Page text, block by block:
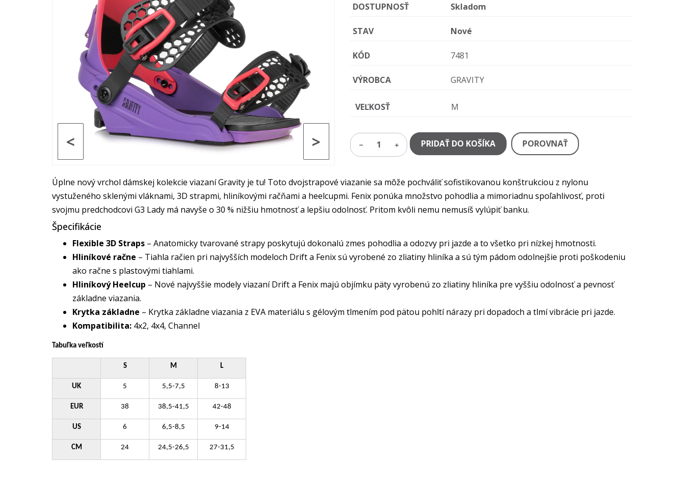
>
<
DOSTUPNOSŤ Skladom
STAV Nové
KÓD 7481
VÝROBCA GRAVITY
VEĽKOSŤ M
1 PRIDAŤ DO KOŠÍKA POROVNAŤ
Úplne nový vrchol dámskej kolekcie viazaní Gravity je tu! Toto dvojstrapové viazanie sa môže pochváliť sofistikovanou konštrukciou z nylonu
vystuženého sklenými vláknami, 3D strapmi, hliníkovými račňami a heelcupmi. Fenix ponúka množstvo pohodlia a mimoriadnu spoľahlivosť, proti
svojmu predchodcovi G3 Lady má navyše o 30 % nižšiu hmotnosť a lepšiu odolnosť. Pritom kvôli nemu nemusíš vylúpiť banku.
Špecifikácie
Flexible 3D Straps – Anatomicky tvarované strapy poskytujú dokonalú zmes pohodlia a odozvy pri jazde a to všetko pri nízkej hmotnosti.
Hliníkové račne – Tiahla račien pri najvyšších modeloch Drift a Fenix sú vyrobené zo zliatiny hliníka a sú tým pádom odolnejšie proti poškodeniu
ako račne s plastovými tiahlami.
Hliníkový Heelcup – Nové najvyššie modely viazaní Drift a Fenix majú objímku päty vyrobenú zo zliatiny hliníka pre vyššiu odolnosť a pevnosť
základne viazania.
Krytka základne – Krytka základne viazania z EVA materiálu s gélovým tlmením pod pätou pohltí nárazy pri dopadoch a tlmí vibrácie pri jazde.
Kompatibilita: 4x2, 4x4, Channel
Tabuľka veľkostí
S M L
UK 5 5,5-7,5 8-13
EUR 38 38,5-41,5 42-48
US 6 6,5-8,5 9-14
CM 24 24,5-26,5 27-31,5